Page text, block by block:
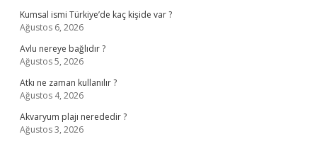
Kumsal ismi Türkiye’de kaç kişide var ?
Ağustos 6, 2026
Avlu nereye bağlıdır ?
Ağustos 5, 2026
Atkı ne zaman kullanılır ?
Ağustos 4, 2026
Akvaryum plajı nerededir ?
Ağustos 3, 2026